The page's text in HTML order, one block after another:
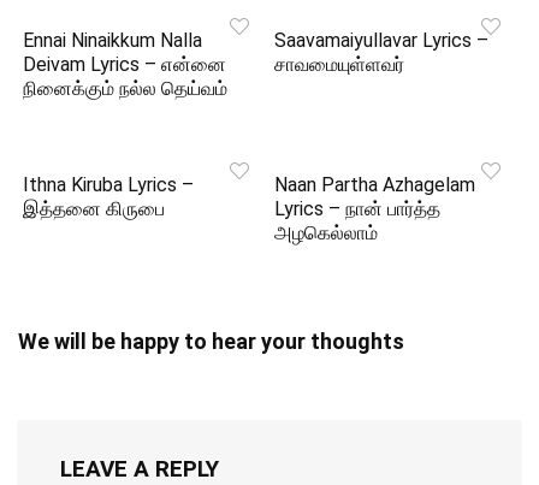
Ennai Ninaikkum Nalla
Deivam Lyrics – என்னை
நினைக்கும் நல்ல தெய்வம்
Saavamaiyullavar Lyrics –
சாவமையுள்ளவர்
Ithna Kiruba Lyrics –
இத்தனை கிருபை
Naan Partha Azhagelam
Lyrics – நான் பார்த்த
அழகெல்லாம்
We will be happy to hear your thoughts
LEAVE A REPLY